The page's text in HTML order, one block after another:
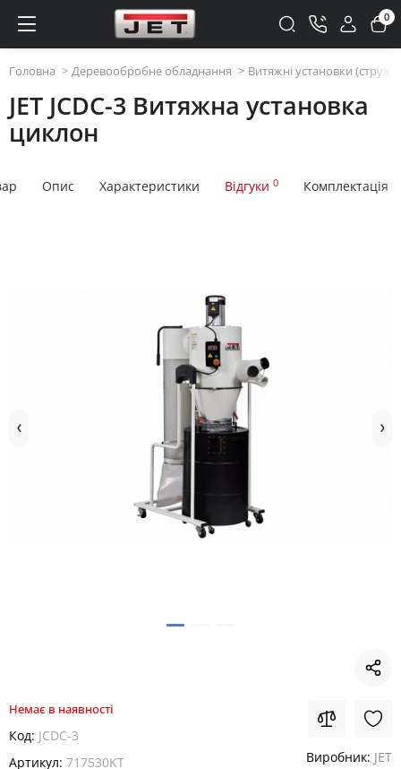
0
Головна Деревообробне обладнання Витяжні установки
JET JCDC-3 Витяжна установка
циклон
Опис Характеристики Відгуки 0 Комплектація
Немає в наявності
Код: JCDC-3
Артикул: 717530KT Виробник: JET